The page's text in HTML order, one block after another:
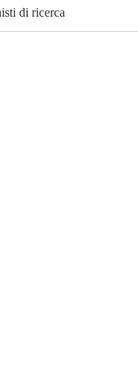
di ricerca